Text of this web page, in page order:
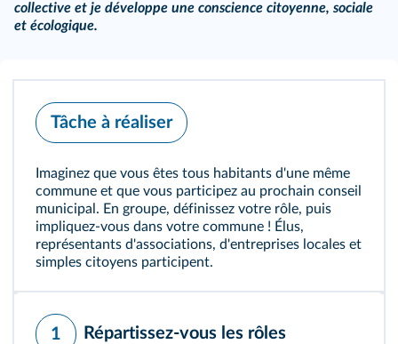
collective et je développe une conscience citoyenne, sociale
et écologique.
Tâche à réaliser
Imaginez que vous êtes tous habitants d'une même
commune et que vous participez au prochain conseil
municipal. En groupe, définissez votre rôle, puis
impliquez-vous dans votre commune ! Élus,
représentants d'associations, d'entreprises locales et
simples citoyens participent.
1 Répartissez-vous les rôles